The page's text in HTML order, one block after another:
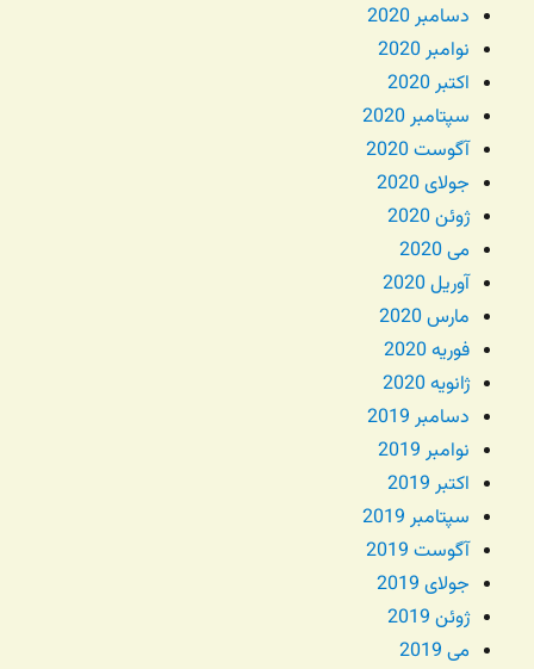
دسامبر 2020
نوامبر 2020
اکتبر 2020
سپتامبر 2020
آگوست 2020
جولای 2020
ژوئن 2020
می 2020
آوریل 2020
مارس 2020
فوریه 2020
ژانویه 2020
دسامبر 2019
نوامبر 2019
اکتبر 2019
سپتامبر 2019
آگوست 2019
جولای 2019
ژوئن 2019
می 2019